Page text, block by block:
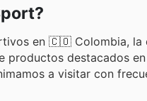
en 🇨🇴 Colombia, la
destacados
a visitar con